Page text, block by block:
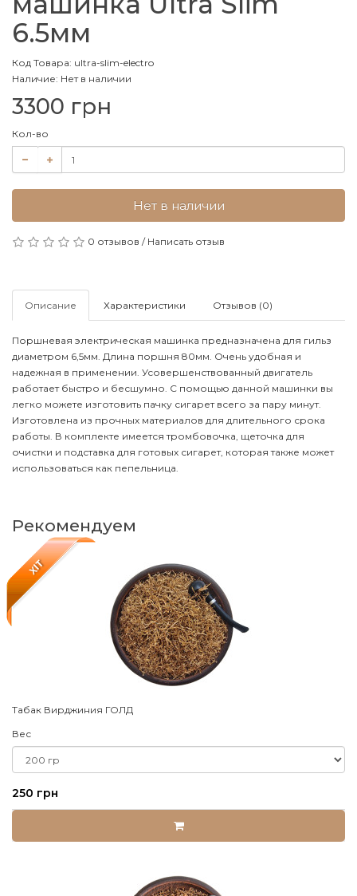
6.5мм
Код Товара: ultra-slim-electro
Наличие: Нет в наличии
3300 грн
Кол-во
Нет в наличии
0 отзывов / Написать отзыв
Описание Характеристики Отзывов (0)
Поршневая электрическая машинка предназначена для гильз
диаметром 6,5мм. Длина поршня 80мм. Очень удобная и
надежная в применении. Усовершенствованный двигатель
работает быстро и бесшумно. С помощью данной машинки вы
легко можете изготовить пачку сигарет всего за пару минут.
Изготовлена из прочных материалов для длительного срока
работы. В комплекте имеется тромбовочка, щеточка для
очистки и подставка для готовых сигарет, которая также может
использоваться как пепельница.
Рекомендуем
Табак Вирджиния ГОЛД
XIT
Вес
250 грн